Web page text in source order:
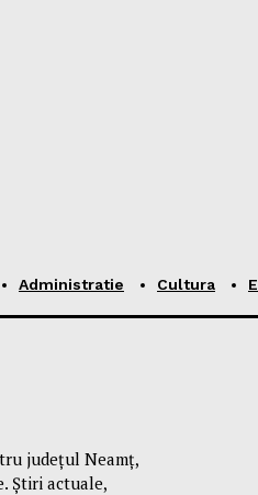
Administratie Cultura
județul Neamț,
Știri actuale,